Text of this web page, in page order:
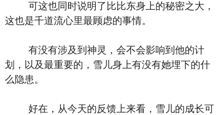
可这也同时说明了比比东身上的秘密之大，
这也是千道流心里最顾虑的事情。
有没有涉及到神灵，会不会影响到他的计
划，以及最重要的，雪儿身上有没有她埋下的什
么隐患。
好在，从今天的反馈上来看，雪儿的成长可